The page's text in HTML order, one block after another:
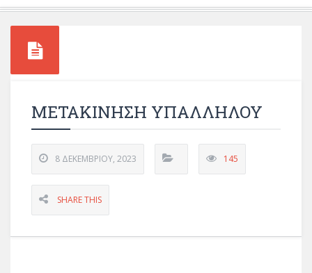
ΜΕΤΑΚΙΝΗΣΗ ΥΠΑΛΛΗΛΟΥ
8 ΔΕΚΕΜΒΡΊΟΥ, 2023 145
SHARE THIS